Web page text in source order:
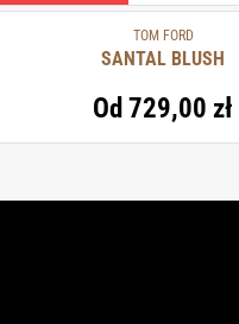
TOM FORD
SANTAL BLUSH
Od 729,00 zł